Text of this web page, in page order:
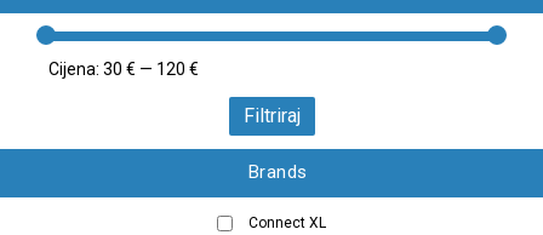
Filtriraj
Cijena: 30 € — 120 €
Brands
Connect XL